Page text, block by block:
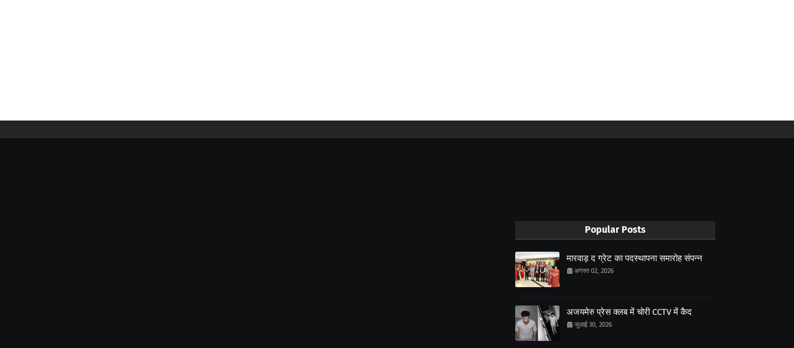
Popular Posts
मारवाड़ द ग्रेट का पदस्थापना समारोह संपन्न
अगस्त 02, 2026
अजयमेरु प्रेस क्लब में चोरी CCTV में कैद
जुलाई 30, 2026